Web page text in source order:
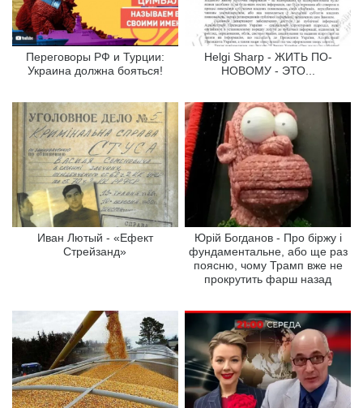
Переговоры РФ и Турции:
Украина должна бояться!
Helgi Sharp - ЖИТЬ ПО-
НОВОМУ - ЭТО...
Иван Лютый - «Ефект
Стрейзанд»
Юрій Богданов - Про біржу і
фундаментальне, або ще раз
поясню, чому Трамп вже не
прокрутить фарш назад